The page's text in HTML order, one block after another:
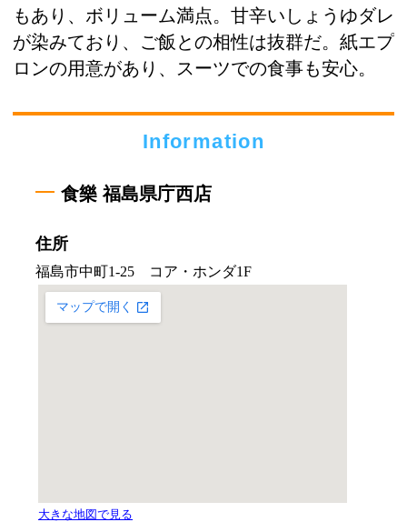
もあり、ボリューム満点。甘辛いしょうゆダレ
が染みており、ご飯との相性は抜群だ。紙エプ
ロンの用意があり、スーツでの食事も安心。
Information
食樂 福島県庁西店
住所